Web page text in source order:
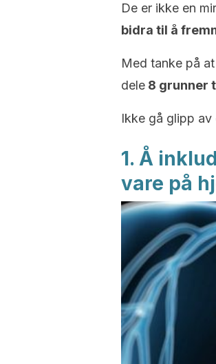
De er ikke en
bidra til å
Med tanke på
dele 8 grunner
Ikke gå glipp av
1. Å
vare på